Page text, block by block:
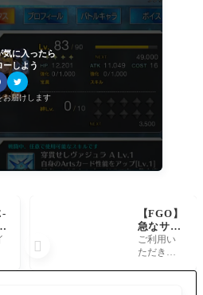
気に入ったら
ーしよう
お届けします
【FGO】
急なサー
ヴァント
コイン補
ご利用い
ただきあ
